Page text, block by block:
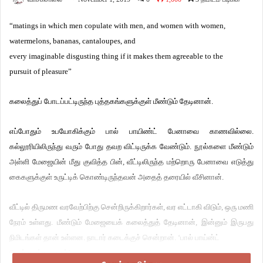
“matings in which men copulate with men, and women with women,
watermelons, bananas, cantaloupes, and
every imaginable disgusting thing if it makes them agreeable to the
pursuit of pleasure”
கலைத்துப் போடப்பட்டிருந்த புத்தகங்களுக்குள் மீண்டும் தேடினான்.
எப்போதும் உபயோகிக்கும் பால் பாயிண்ட் பேனாவை காணவில்லை.
கல்லூரியிலிருந்து வரும் போது தவற விட்டிருக்க வேண்டும். நூல்களை மீண்டும்
அள்ளி மேஜையின் மீது குவித்த பின், வீட்டிலிருந்த மற்றொரு பேனாவை எடுத்து
கைகளுக்குள் உருட்டிக் கொண்டிருந்தவன் அதைத் தரையில் வீசினான்.
வீட்டில் திருமண வரவேற்பிற்கு சென்றிருக்கிறார்கள், வர எட்டாகி விடும், ஒரு மணி
நேரம் உள்ளது. மீண்டும் மேஜையைக் கலைத்துத் தேடினான், இன்னும் இருபது
நிமிடங்கள் தான் உள்ளன. நாடார் கடைக்குச் சென்றான். ‘பால் பாய்ன்ட்
பென் தாங்க நாடார்’,